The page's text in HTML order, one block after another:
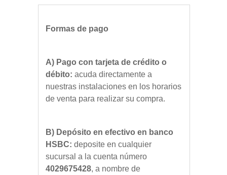
Formas de pago
A) Pago con tarjeta de crédito o
débito: acuda directamente a
nuestras instalaciones en los horarios
de venta para realizar su compra.
B) Depósito en efectivo en banco
HSBC: deposite en cualquier
sucursal a la cuenta número
4029675428, a nombre de